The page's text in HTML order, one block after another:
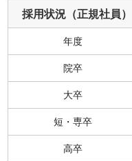
採用状況（正規社員）
年度
院卒
大卒
短・専卒
高卒